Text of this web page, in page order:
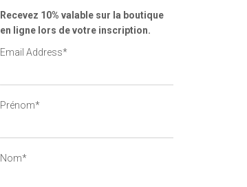
Recevez 10% valable sur la boutique
en ligne lors de votre inscription.
Email Address*
Prénom*
Nom*